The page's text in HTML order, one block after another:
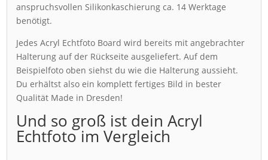
anspruchsvollen Silikonkaschierung ca. 14 Werktage
benötigt.
Jedes Acryl Echtfoto Board wird bereits mit angebrachter
Halterung auf der Rückseite ausgeliefert. Auf dem
Beispielfoto oben siehst du wie die Halterung aussieht.
Du erhältst also ein komplett fertiges Bild in bester
Qualität Made in Dresden!
Und so groß ist dein Acryl
Echtfoto im Vergleich